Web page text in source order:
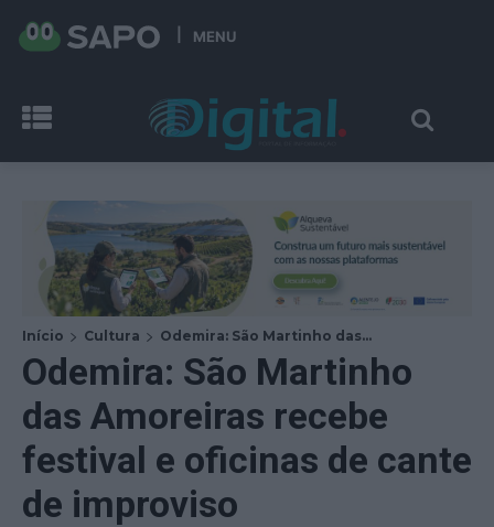
MENU
Início Cultura Odemira: São Martinho das...
Odemira: São Martinho
das Amoreiras recebe
festival e oficinas de cante
de improviso